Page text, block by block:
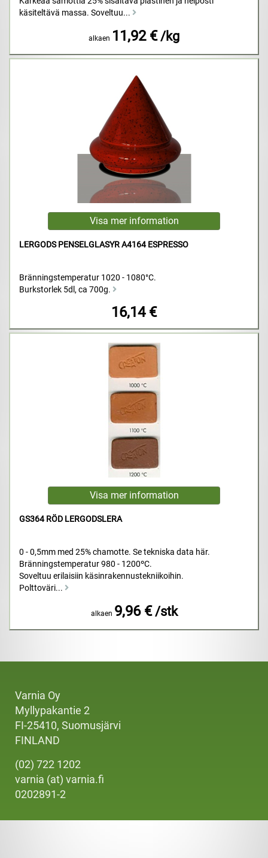
käsiteltävä massa. Soveltuu...
alkaen 11,92 € /kg
LERGODS PENSELGLASYR A4164 ESPRESSO
Bränningstemperatur 1020 - 1080°C.
Burkstorlek 5dl, ca 700g.
16,14 €
GS364 RÖD LERGODSLERA
0 - 0,5mm med 25% chamotte. Se tekniska data här.
Bränningstemperatur 980 - 1200ºC.
Soveltuu erilaisiin käsinrakennustekniikoihin.
Polttoväri...
alkaen 9,96 € /stk
Varnia Oy
Myllypakantie 2
FI-25410, Suomusjärvi
FINLAND
(02) 722 1202
varnia (at) varnia.fi
0202891-2